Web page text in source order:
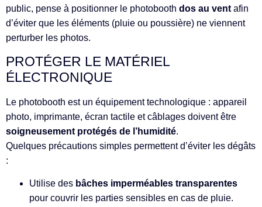
public, pense à positionner le photobooth dos au ventafin
d’éviter que les éléments (pluie ou poussière) ne viennent
perturber les photos.
PROTÉGER LE MATÉRIEL
ÉLECTRONIQUE
Le photobooth est un équipement technologique : appareil
photo, imprimante, écran tactile et câblages doivent être
soigneusement protégés de l’humidité.
Quelques précautions simples permettent d’éviter les dégâts
:
Utilise des bâches imperméables transparentes
pour couvrir les parties sensibles en cas de pluie.